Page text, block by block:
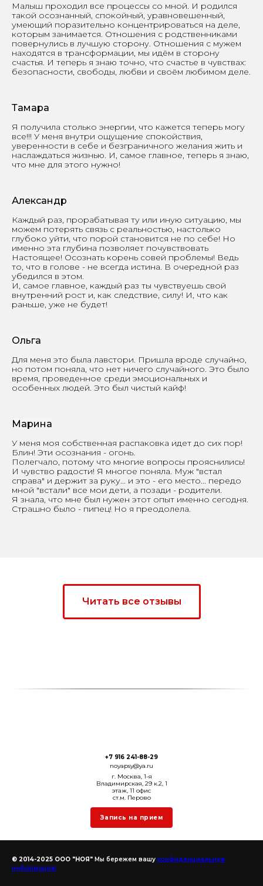
Малыш проходил все процессы со мной. И родился
такой осознанный, спокойный, уравновешенный,
умеющий поразительно концентрироваться на деле,
которым занимается. Отношения с родственниками
повернулись в лучшую сторону. Отношения с мужем
находятся в трансформации, мы идём в сторону
счастья. И теперь я знаю точно, что счастье в чувствах:
безопасности, свободы, любви и своём любимом деле.
Тамара
Я получила столько энергии, что кажется теперь могу
все!!! У меня внутри ощущение спокойствия,
уверенности в себе и безграничного желания жить и
наслаждаться жизнью. И, самое главное, теперь я знаю,
что мне для этого нужно!
Александр
Каждый раз, прорабатывая ту или иную ситуацию, мы
можем потерять связь с реальностью, настолько
глубоко уйти, что порой становится не по себе! Но
именно эта глубина позволяет почувствовать
Настоящее! Осознать корень совей проблемы! Ведь
то, что в голове - не всегда истина. В очередной раз
убедился в этом.
И, самое главное, каждый раз ты чувствуешь свой
внутренний рост и, как следствие, силу! И, что как
раньше, уже не будет!
Ольга
Для меня это была лавстори. Пришла вроде случайно,
но потом поняла, что нет ничего случайного. Это было
время, проведенное среди эмоциональных и
особенных людей. Это был чистый кайф!
Марина
У меня моя собственная распаковка идет до сих пор!
Блин! Эти осознания - огонь.
Полегчало, потому что многие вопросы прояснились!
И чувство радости! Я многое поняла. Муж "встал
справа" и держит за руку... и это - его место... передо
мной "встали" все мои дети, а позади - родители.
Я знала, что мне был нужен этот опыт именно сегодня.
Страшно было - пипец! Но я преодолела.
Читать все отзывы
г. Москва, 1-я
Владимирская, 29 к.2, 1
этаж, 11 офис
ст.м. Перово
+7 916 241-88-29
noyapsy@ya.ru
Запись на прием
© 2014-2025 ООО "НОЯ" Мы бережем вашу конфиденциальную
информацию